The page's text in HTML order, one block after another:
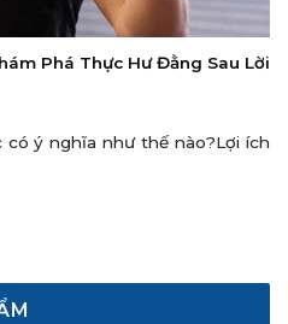
Phá Thực Hư Đằng Sau Lời
ý nghĩa như thế nào?Lợi ích